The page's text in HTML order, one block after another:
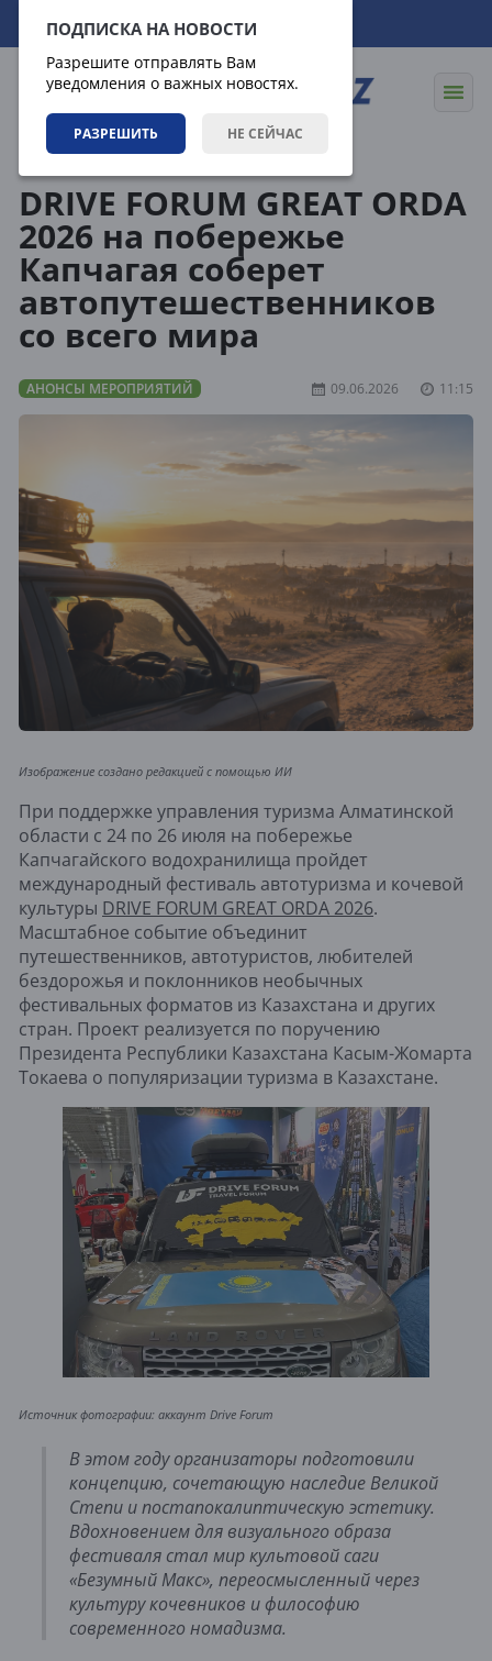
ПОДПИСКА НА НОВОСТИ
Разрешите отправлять Вам
уведомления о важных новостях.
РАЗРЕШИТЬ НЕ СЕЙЧАС
09.08.2026 02:04:39
DRIVE FORUM GREAT ORDA
2026 на побережье
Капчагая соберет
автопутешественников
со всего мира
АНОНСЫ МЕРОПРИЯТИЙ 09.06.2026 11:15
Изображение создано редакцией с помощью ИИ
При поддержке управления туризма Алматинской
области с 24 по 26 июля на побережье
Капчагайского водохранилища пройдет
международный фестиваль автотуризма и кочевой
культуры DRIVE FORUM GREAT ORDA 2026.
Масштабное событие объединит
путешественников, автотуристов, любителей
бездорожья и поклонников необычных
фестивальных форматов из Казахстана и других
стран. Проект реализуется по поручению
Президента Республики Казахстана Касым-Жомарта
Токаева о популяризации туризма в Казахстане.
Источник фотографии: аккаунт Drive Forum
В этом году организаторы подготовили
концепцию, сочетающую наследие Великой
Степи и постапокалиптическую эстетику.
Вдохновением для визуального образа
фестиваля стал мир культовой саги
«Безумный Макс», переосмысленный через
культуру кочевников и философию
современного номадизма.